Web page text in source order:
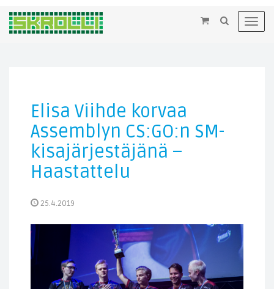
×
Elisa Viihde korvaa
Assemblyn CS:GO:n SM-
kisajärjestäjänä –
Haastattelu
25.4.2019